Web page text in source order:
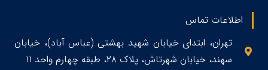
اطلاعات تماس
تهران، ابتدای خیابان شهید بهشتی (عباس آباد)، خیابان
سهند، خیابان شهرتاش، پلاک ۲۸، طبقه چهارم واحد ۱۱